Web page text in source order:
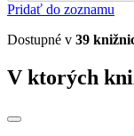
Pridať do zoznamu
Dostupné v 39
V ktorých